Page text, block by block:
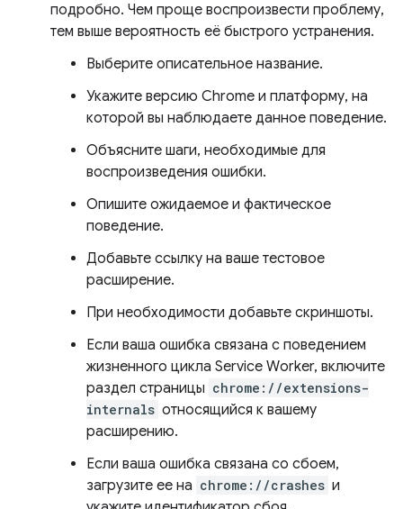
подробно. Чем проще воспроизвести проблему,
тем выше вероятность её быстрого устранения.
Выберите описательное название.
Укажите версию Chrome и платформу, на
которой вы наблюдаете данное поведение.
Объясните шаги, необходимые для
воспроизведения ошибки.
Опишите ожидаемое и фактическое
поведение.
Добавьте ссылку на ваше тестовое
расширение.
При необходимости добавьте скриншоты.
Если ваша ошибка связана с поведением
жизненного цикла Service Worker, включите
раздел страницы chrome://extensions-
internals относящийся к вашему
расширению.
Если ваша ошибка связана со сбоем,
загрузите ее на chrome://crashes и